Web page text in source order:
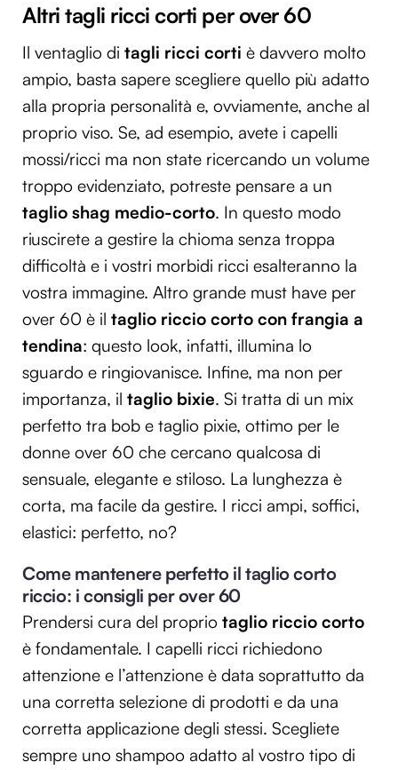
Altri tagli ricci corti per over 60
Il ventaglio di tagli ricci corti è davvero molto
ampio, basta sapere scegliere quello più adatto
alla propria personalità e, ovviamente, anche al
proprio viso. Se, ad esempio, avete i capelli
mossi/ricci ma non state ricercando un volume
troppo evidenziato, potreste pensare a un
taglio shag medio-corto. In questo modo
riuscirete a gestire la chioma senza troppa
difficoltà e i vostri morbidi ricci esalteranno la
vostra immagine. Altro grande must have per
over 60 è il taglio riccio corto con frangia a
tendina: questo look, infatti, illumina lo
sguardo e ringiovanisce. Infine, ma non per
importanza, il taglio bixie. Si tratta di un mix
perfetto tra bob e taglio pixie, ottimo per le
donne over 60 che cercano qualcosa di
sensuale, elegante e stiloso. La lunghezza è
corta, ma facile da gestire. I ricci ampi, soffici,
elastici: perfetto, no?
Come mantenere perfetto il taglio corto
riccio: i consigli per over 60
Prendersi cura del proprio taglio riccio corto
è fondamentale. I capelli ricci richiedono
attenzione e l’attenzione è data soprattutto da
una corretta selezione di prodotti e da una
corretta applicazione degli stessi. Scegliete
sempre uno shampoo adatto al vostro tipo di